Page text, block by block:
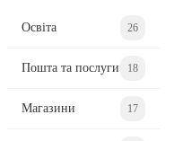
Освіта 26
Пошта та послуги 18
Магазини 17